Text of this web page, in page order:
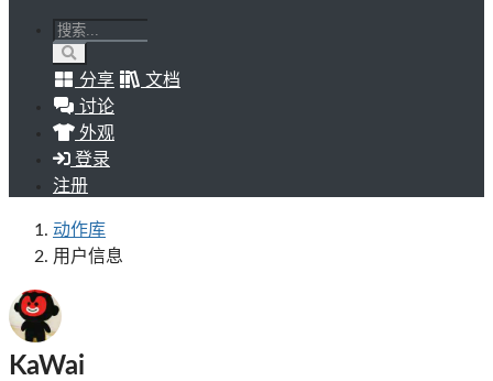
分享
文档
讨论
外观
登录
注册
动作库
用户信息
KaWai